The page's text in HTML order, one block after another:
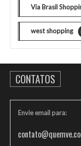
Via Brasil
west shopping
CONTATOS
Envie email para: